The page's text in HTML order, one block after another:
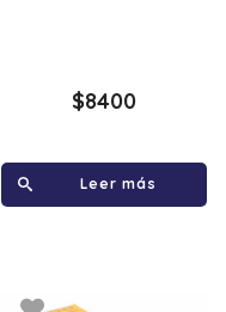
$8400
Leer más